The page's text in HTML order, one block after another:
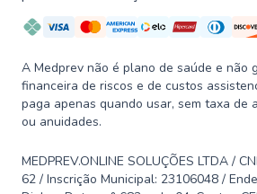
A Medprev não é plano de saúde e não
financeira de riscos e de custos
paga apenas quando usar, sem taxa de
ou anuidades.
MEDPREV.ONLINE SOLUÇÕES LTDA /
62 / Inscrição Municipal: 23106048 /